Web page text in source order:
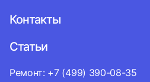
Контакты
Статьи
Ремонт: +7 (499) 390-08-35